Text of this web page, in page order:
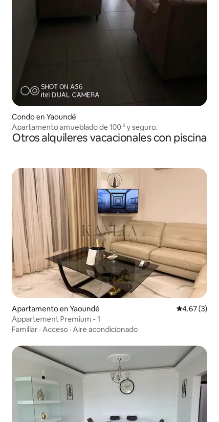
Condo en Yaoundé
Apartamento amueblado de 100 ² y seguro.
Otros alquileres vacacionales con piscina
Apartamento en Yaoundé Calificación
4.67 (3)
Appartement Premium - 1
Familiar · Acceso · Aire acondicionado